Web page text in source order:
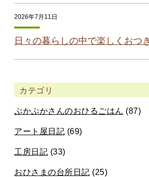
2026年7月11日
日々の暮らしの中で楽しくおつ
カテゴリ
ぷかぷかさんのおひるごはん (87)
アート屋日記 (69)
工房日記 (33)
おひさまの台所日記 (25)